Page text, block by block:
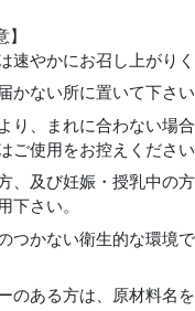
速やかにお召し上がりく
かない所に置いて下さい
り、まれに合わない場
ご使用をお控えください
、及び妊娠・授乳中の
下さい。
つかない衛生的な環境
のある方は、原材料名